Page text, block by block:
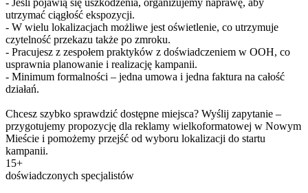
- Jeśli pojawią się uszkodzenia, organizujemy naprawę, aby
utrzymać ciągłość ekspozycji.
- W wielu lokalizacjach możliwe jest oświetlenie, co utrzymuje
czytelność przekazu także po zmroku.
- Pracujesz z zespołem praktyków z doświadczeniem w OOH, co
usprawnia planowanie i realizację kampanii.
- Minimum formalności – jedna umowa i jedna faktura na całość
działań.
Chcesz szybko sprawdzić dostępne miejsca? Wyślij zapytanie –
przygotujemy propozycję dla reklamy wielkoformatowej w Nowym
Mieście i pomożemy przejść od wyboru lokalizacji do startu
kampanii.
15+
doświadczonych specjalistów